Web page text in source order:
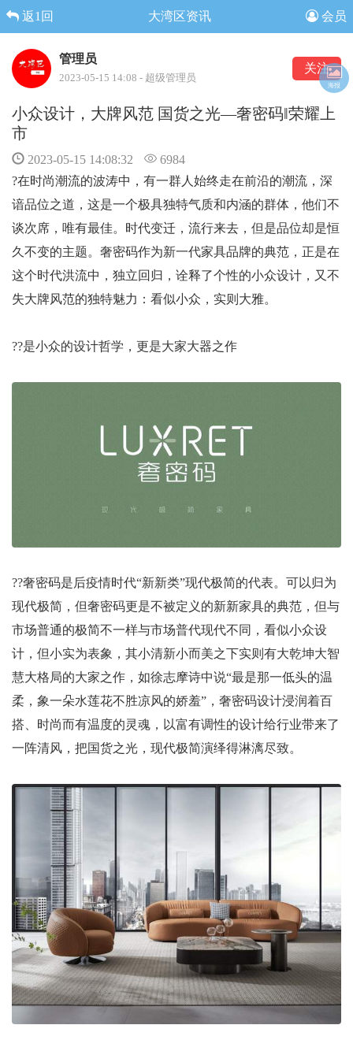
返1回 大湾区资讯 会员
管理员
2023-05-15 14:08 - 超级管理员
关注
小众设计，大牌风范 国货之光—奢密码‖荣耀上
市
2023-05-15 14:08:32
6984
?在时尚潮流的波涛中，有一群人始终走在前沿的潮流，深
谙品位之道，这是一个极具独特气质和内涵的群体，他们不
谈次席，唯有最佳。时代变迁，流行来去，但是品位却是恒
久不变的主题。奢密码作为新一代家具品牌的典范，正是在
这个时代洪流中，独立回归，诠释了个性的小众设计，又不
失大牌风范的独特魅力：看似小众，实则大雅。
??是小众的设计哲学，更是大家大器之作
??奢密码是后疫情时代“新新类”现代极简的代表。可以归为
现代极简，但奢密码更是不被定义的新新家具的典范，但与
市场普通的极简不一样与市场普代现代不同，看似小众设
计，但小实为表象，其小清新小而美之下实则有大乾坤大智
慧大格局的大家之作，如徐志摩诗中说“最是那一低头的温
柔，象一朵水莲花不胜凉风的娇羞”，奢密码设计浸润着百
搭、时尚而有温度的灵魂，以富有调性的设计给行业带来了
一阵清风，把国货之光，现代极简演绎得淋漓尽致。
海报